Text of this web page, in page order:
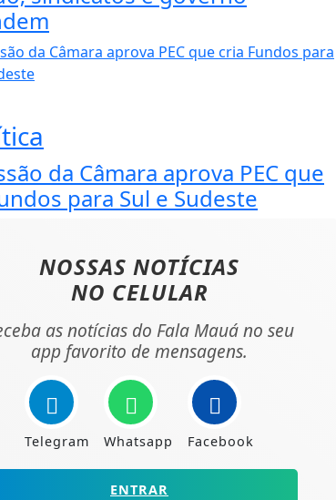
da Câmara aprova PEC que
para Sul e Sudeste
NOSSAS NOTÍCIAS
NO CELULAR
as notícias do Fala Mauá no seu
app favorito de mensagens.
Telegram Whatsapp Facebook
ENTRAR